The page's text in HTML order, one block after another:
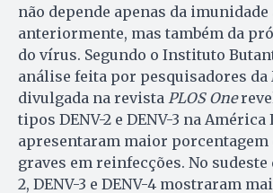
não depende apenas da
anteriormente, mas também da
do vírus. Segundo o Instituto
análise feita por pesquisadores da
divulgada na revista PLOS One
tipos DENV-2 e DENV-3 na América
apresentaram maior porcentagem
graves em reinfecções. No sudeste
2, DENV-3 e DENV-4 mostraram